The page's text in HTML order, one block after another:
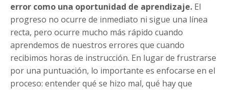
error como una oportunidad de aprendizaje. El
progreso no ocurre de inmediato ni sigue una línea
recta, pero ocurre mucho más rápido cuando
aprendemos de nuestros errores que cuando
recibimos horas de instrucción. En lugar de frustrarse
por una puntuación, lo importante es enfocarse en el
proceso: entender qué se hizo mal, qué hay que